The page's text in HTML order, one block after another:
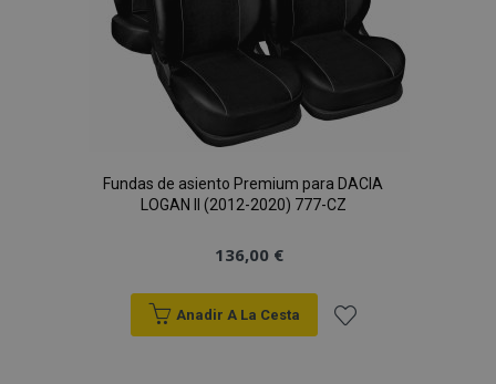
Fundas de asiento Premium para DACIA
LOGAN II (2012-2020) 777-CZ
136,00 €
Anadir A La Cesta